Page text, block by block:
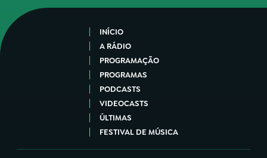
INÍCIO
A RÁDIO
PROGRAMAÇÃO
PROGRAMAS
PODCASTS
VIDEOCASTS
ÚLTIMAS
FESTIVAL DE MÚSICA